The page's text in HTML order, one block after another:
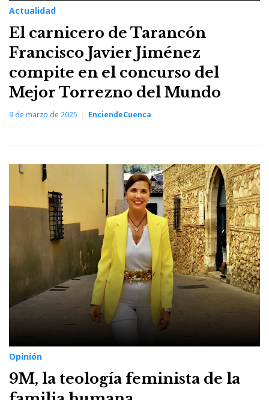
Actualidad
El carnicero de Tarancón
Francisco Javier Jiménez
compite en el concurso del
Mejor Torrezno del Mundo
9 de marzo de 2025 EnciendeCuenca
Opinión
9M, la teología feminista de la